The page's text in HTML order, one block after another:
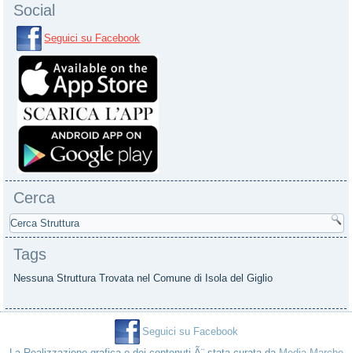
Social
Seguici su Facebook
Cerca
Tags
Nessuna Struttura Trovata nel Comune di Isola del Giglio
Seguici su Facebook